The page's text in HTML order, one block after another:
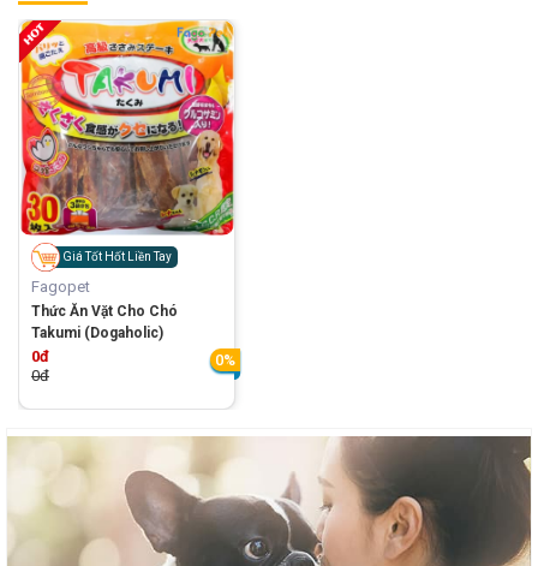
Giá Tốt Hốt Liền Tay
Fagopet
Thức Ăn Vặt Cho Chó
Takumi (Dogaholic)
0đ
0đ
0%